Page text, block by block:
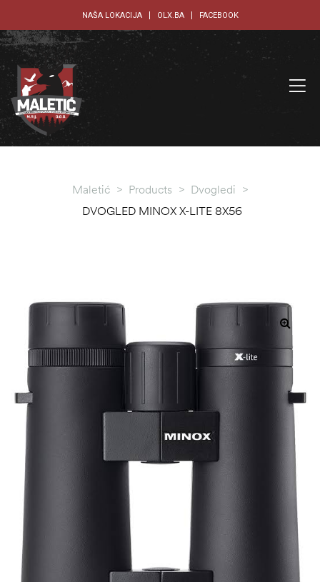
NAŠA LOKACIJA OLX.BA FACEBOOK
Maletić > Products > Dvogledi >
DVOGLED MINOX X-LITE 8X56